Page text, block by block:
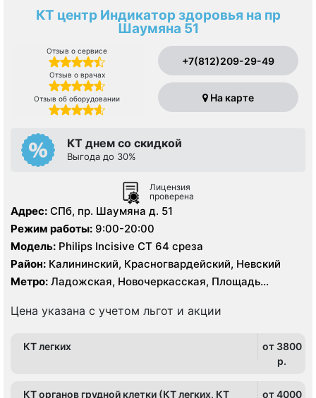
КТ центр Индикатор здоровья на пр
Шаумяна 51
Отзыв о сервисе
Отзыв о врачах
Отзыв об оборудовании
+7(812)209-29-49
На карте
КТ днем со скидкой
Выгода до 30%
Лицензия
проверена
Адрес: СПб, пр. Шаумяна д. 51
Режим работы: 9:00-20:00
Модель: Philips Incisive CT 64 среза
Район: Калининский, Красногвардейский, Невский
Метро: Ладожская, Новочеркасская, Площадь
Цена указана с учетом льгот и акции
КТ легких
от 3800
p.
КТ органов грудной клетки (КТ легких, КТ от 4000